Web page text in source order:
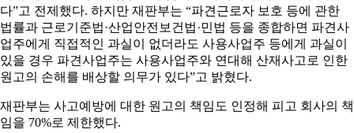
다”고 전제했다. 하지만 재판부는 “파견근로자 보호 등에 관한
법률과 근로기준법·산업안전보건법·민법 등을 종합하면 파견사
업주에게 직접적인 과실이 없더라도 사용사업주 등에게 과실이
있을 경우 파견사업주는 사용사업주와 연대해 산재사고로 인한
원고의 손해를 배상할 의무가 있다”고 밝혔다.
재판부는 사고예방에 대한 원고의 책임도 인정해 피고 회사의 책
임을 70%로 제한했다.